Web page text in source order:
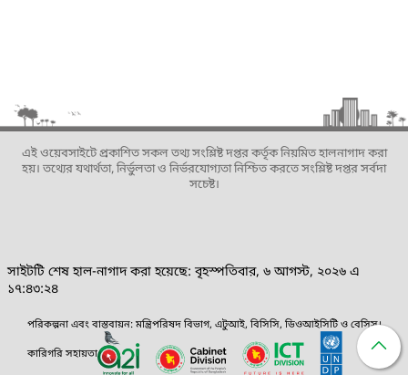
এই ওয়েবসাইটে প্রকাশিত সকল তথ্য সংশ্লিষ্ট দপ্তর কর্তৃক নিয়মিত হালনাগাদ করা
হয়। তথ্যের যথার্থতা, নির্ভুলতা ও নির্ভরযোগ্যতা নিশ্চিত করতে সংশ্লিষ্ট দপ্তর সর্বদা
সচেষ্ট।
সাইটটি শেষ হাল-নাগাদ করা হয়েছে: বৃহস্পতিবার, ৬ আগস্ট, ২০২৬ এ
১৭:৪৩:২৪
পরিকল্পনা এবং বাস্তবায়ন: মন্ত্রিপরিষদ বিভাগ, এটুআই, বিসিসি, ডিওআইসিটি ও বেসিস।
কারিগরি সহায়তা